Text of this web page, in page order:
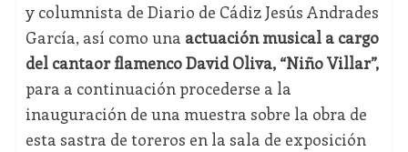
y columnista de Diario de Cádiz Jesús Andrades
García, así como una actuación musical a cargo
del cantaor flamenco David Oliva, “Niño Villar”,
para a continuación procederse a la
inauguración de una muestra sobre la obra de
esta sastra de toreros en la sala de exposición